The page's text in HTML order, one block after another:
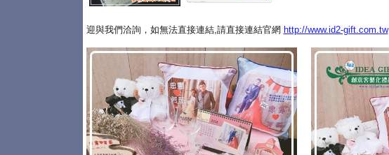
迎與我們洽詢，如無法直接連結,請直接連結官網 http://www.id2-gift.com.tw